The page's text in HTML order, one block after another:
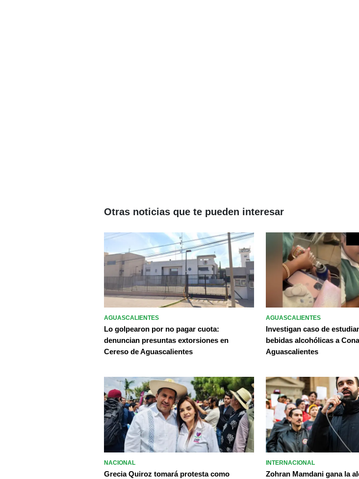
Otras noticias que te pueden interesar
AGUASCALIENTES
Lo golpearon por no pagar cuota:
denuncian presuntas extorsiones en
Cereso de Aguascalientes
AGUASCALIENTES
Investigan caso de
bebidas alcohólicas a
Aguascalientes
NACIONAL
Grecia Quiroz tomará protesta como
INTERNACIONAL
Zohran Mamdani gana la